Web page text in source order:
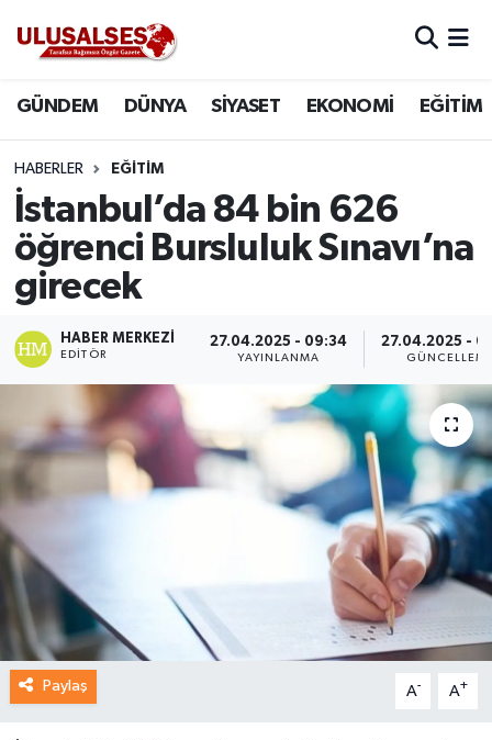
GÜNDEM DÜNYA SİYASET EKONOMİ EĞİTİM
HABERLER EĞİTİM
İstanbul’da 84 bin 626
öğrenci Bursluluk Sınavı’na
girecek
HABER MERKEZI
EDITÖR
27.04.2025 - 09:34
YAYINLANMA
27.04.2025 -
Paylaş A- A+
DÜNYA
SİYASET
EKONOMİ
SAĞLIK
MAGAZİN
Trafik Durumu
Süper Lig Puan Durumu ve Fikstür
Tüm Manşetler
Haber Arşivi